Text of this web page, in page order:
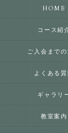
HOME
コース紹
ご入会まで
よくある質
ギャラリ
教室案内